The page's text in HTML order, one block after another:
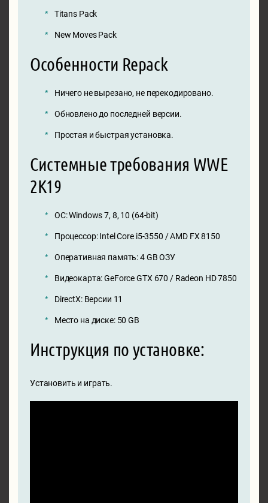
Titans Pack
New Moves Pack
Особенности Repack
Ничего не вырезано, не перекодировано.
Обновлено до последней версии.
Простая и быстрая установка.
Системные требования WWE
2K19
ОС: Windows 7, 8, 10 (64-bit)
Процессор: Intel Core i5-3550 / AMD FX 8150
Оперативная память: 4 GB ОЗУ
Видеокарта: GeForce GTX 670 / Radeon HD 7850
DirectX: Версии 11
Место на диске: 50 GB
Инструкция по установке:
Установить и играть.